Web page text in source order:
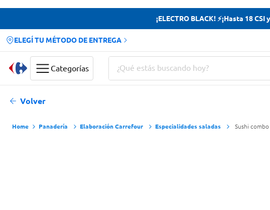
¡ELECTRO BLACK! ⚡¡Hasta 18
ELEGÍ TU MÉTODO DE ENTREGA
Categorías
¿Qué estás buscando hoy?
Volver
Panadería Elaboración Carrefour Especialidades saladas Sushi
Términos más buscados